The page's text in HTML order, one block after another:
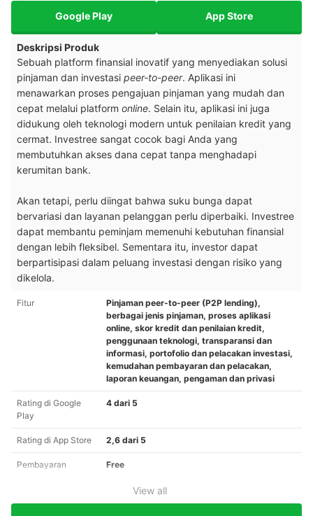
Google Play App Store
Deskripsi Produk
Sebuah platform finansial inovatif yang menyediakan solusi
pinjaman dan investasi peer-to-peer. Aplikasi ini
menawarkan proses pengajuan pinjaman yang mudah dan
cepat melalui platform online. Selain itu, aplikasi ini juga
didukung oleh teknologi modern untuk penilaian kredit yang
cermat. Investree sangat cocok bagi Anda yang
membutuhkan akses dana cepat tanpa menghadapi
kerumitan bank.
Akan tetapi, perlu diingat bahwa suku bunga dapat
bervariasi dan layanan pelanggan perlu diperbaiki. Investree
dapat membantu peminjam memenuhi kebutuhan finansial
dengan lebih fleksibel. Sementara itu, investor dapat
berpartisipasi dalam peluang investasi dengan risiko yang
dikelola.
Fitur
Pinjaman peer-to-peer (P2P lending),
berbagai jenis pinjaman, proses aplikasi
online, skor kredit dan penilaian kredit,
penggunaan teknologi, transparansi dan
informasi, portofolio dan pelacakan investasi,
kemudahan pembayaran dan pelacakan,
laporan keuangan, pengaman dan privasi
Rating di Google
Play
4 dari 5
Rating di App Store 2,6 dari 5
Pembayaran Free
View all